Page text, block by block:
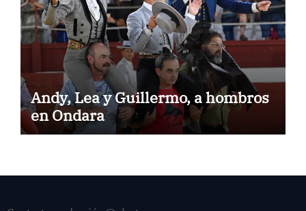
Andy, Lea y Guillermo, a hombros
en Ondara